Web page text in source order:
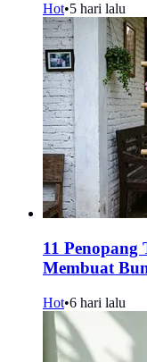
Hot•5 hari lalu
11
Membuat
Hot•6 hari lalu